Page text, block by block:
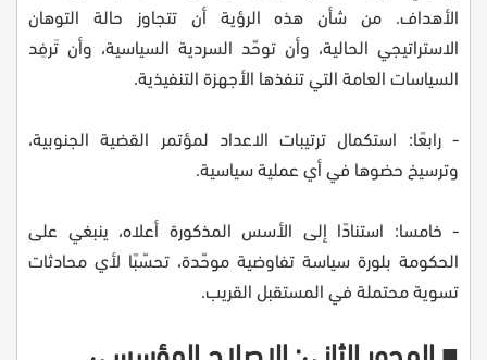
الأهداف. من شأن هذه الرؤية أن تتجاوز حالة التوهان
الاستراتيجي الحالية، وأن توحّد السردية السياسية، وأن تَرفِد
السياسات العامة التي تنفذها الأجهزة التنفيذية.
- رابعًا: استكمال ترتيبات الاعداد لمؤتمر القضية الجنوبية،
وترسيخ حضوها في أي عملية سياسية.
- خامسا: استنادًا إلى الأسس المذكورة أعلاه، ينبغي على
الحكومة بلورة سياسة تفاوضية موحّدة، تحسّبًا لأي محادثات
تسوية محتملة في المستقبل القريب.
■ المحور الثاني: الإصلاح المؤسسي